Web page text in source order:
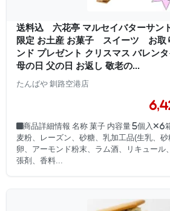
送料込 六花亭 マルセイバターサン
限定 お土産 お菓子 スイーツ お取
ンド プレゼント クリスマス バレン
母の日 父の日 お返し 敬老の...
たんばや 釧路空港店
■商品詳細情報 名称 菓子 内容量 5個入×6
麦粉、レーズン、砂糖、乳加工品(生乳、砂
卵、アーモンド粉末、ラム酒、リキュール
張剤、香料...